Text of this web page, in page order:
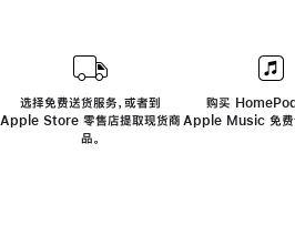
选择免费送货服务，或者到
Apple Store 零售店提取现货商
品。
购买
Apple Music 免费